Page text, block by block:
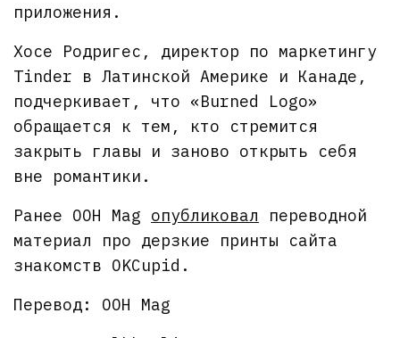
приложения.
Хосе Родригес, директор по маркетингу
Tinder в Латинской Америке и Канаде,
подчеркивает, что «Burned Logo»
обращается к тем, кто стремится
закрыть главы и заново открыть себя
вне романтики.
Ранее OOH Mag опубликовал переводной
материал про дерзкие принты сайта
знакомств OKCupid.
Перевод: OOH Mag